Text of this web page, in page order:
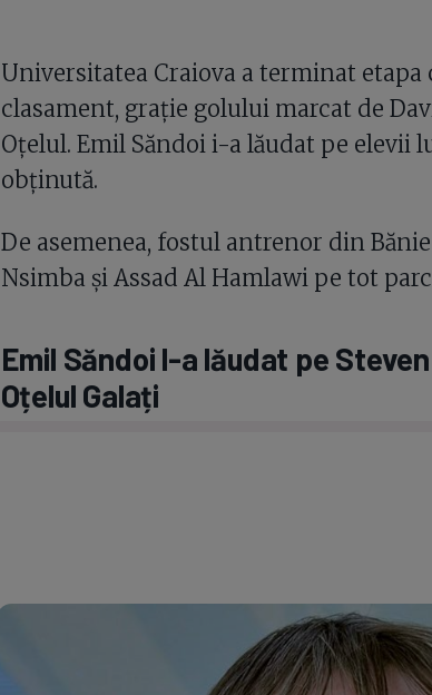
Universitatea Craiova a terminat
clasament, grație golului marcat de
Oțelul. Emil Săndoi i-a lăudat pe elevii
obținută.
De asemenea, fostul antrenor din
Nsimba și Assad Al Hamlawi pe tot
Emil Săndoi l-a lăudat pe
Oțelul Galați